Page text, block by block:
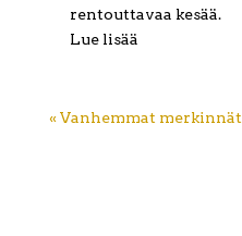
rentouttavaa kesää.
Lue lisää
« Vanhemmat merkinnät